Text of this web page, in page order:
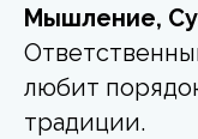
Мышление,
любит
традиции.